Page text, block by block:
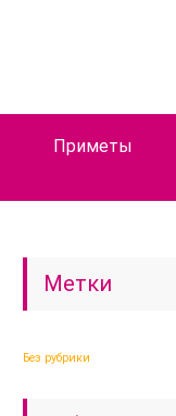
Приметы
Метки
Без рубрики